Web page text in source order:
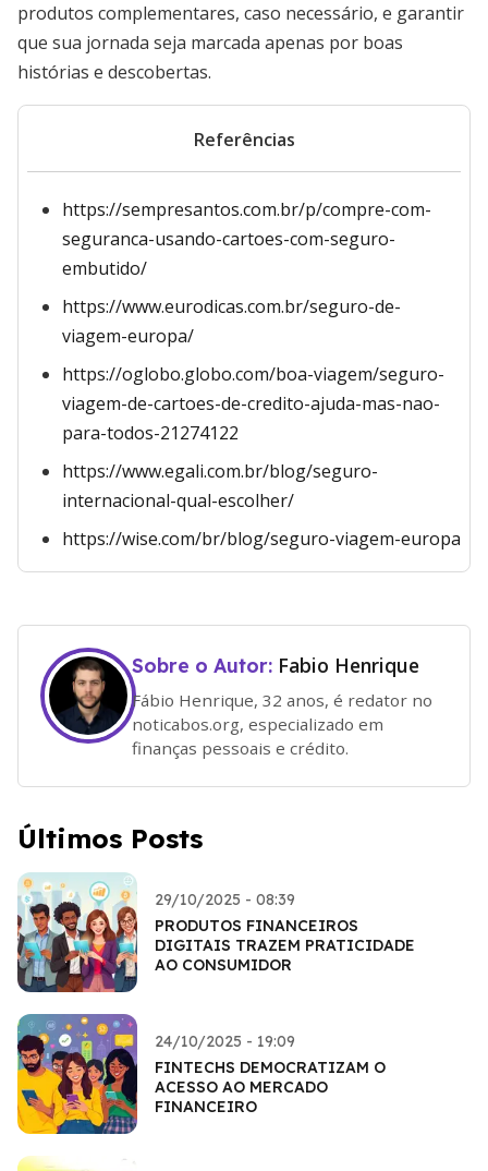
produtos complementares, caso necessário, e garantir
que sua jornada seja marcada apenas por boas
histórias e descobertas.
Referências
https://sempresantos.com.br/p/compre-com-
seguranca-usando-cartoes-com-seguro-
embutido/
https://www.eurodicas.com.br/seguro-de-
viagem-europa/
https://oglobo.globo.com/boa-viagem/seguro-
viagem-de-cartoes-de-credito-ajuda-mas-nao-
para-todos-21274122
https://www.egali.com.br/blog/seguro-
internacional-qual-escolher/
https://wise.com/br/blog/seguro-viagem-europa
Sobre o Autor: Fabio Henrique
Fábio Henrique, 32 anos, é redator no
noticabos.org, especializado em
finanças pessoais e crédito.
Últimos Posts
29/10/2025 - 08:39
PRODUTOS FINANCEIROS
DIGITAIS TRAZEM PRATICIDADE
AO CONSUMIDOR
24/10/2025 - 19:09
FINTECHS DEMOCRATIZAM O
ACESSO AO MERCADO
FINANCEIRO